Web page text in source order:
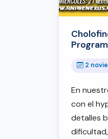
2
En
con el
detalles